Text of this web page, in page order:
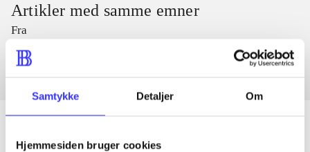
Samtykke Detaljer Om
Hjemmesiden bruger cookies
Artikler med samme emner
Fra